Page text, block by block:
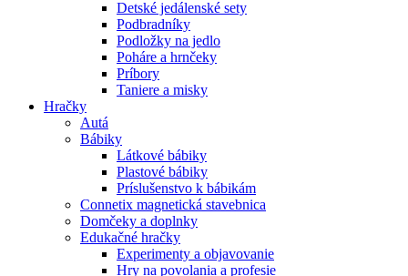
Detské jedálenské sety
Podbradníky
Podložky na jedlo
Poháre a hrnčeky
Príbory
Taniere a misky
Hračky
Autá
Bábiky
Látkové bábiky
Plastové bábiky
Príslušenstvo k bábikám
Connetix magnetická stavebnica
Domčeky a doplnky
Edukačné hračky
Experimenty a objavovanie
Hry na povolania a profesie